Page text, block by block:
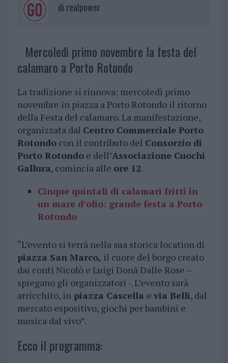
di realpower
Mercoledì primo novembre la festa del
calamaro a Porto Rotondo
La tradizione si rinnova: mercoledì primo
novembre in piazza a Porto Rotondo il ritorno
della Festa del calamaro. La manifestazione,
organizzata dal Centro Commerciale Porto
Rotondocon il contributo del Consorzio di
Porto Rotondoe dell’Associazione Cuochi
Gallura, comincia alle ore 12.
Cinque quintali di calamari fritti in
un mare d’olio: grande festa a Porto
Rotondo
“L’evento si terrà nella sua storica location di
piazza San Marco, il cuore del borgo creato
dai conti Nicolò e Luigi Donà Dalle Rose –
spiegano gli organizzatori -. L’evento sarà
arricchito, inpiazza Cascella e via Belli, dal
mercato espositivo, giochi per bambini e
musica dal vivo”.
Ecco il programma: